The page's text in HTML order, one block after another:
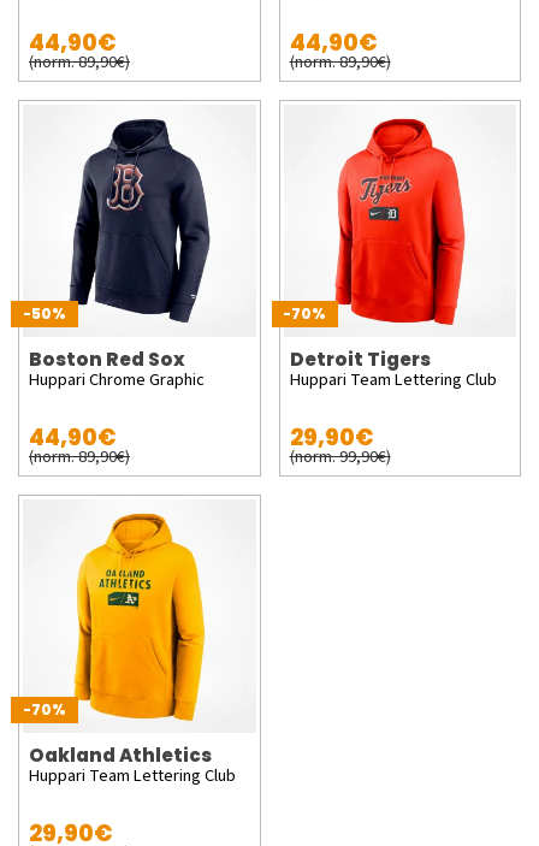
44,90€
(norm. 89,90€)
44,90€
(norm. 89,90€)
-50%
Boston Red Sox
Huppari Chrome Graphic
44,90€
(norm. 89,90€)
-70%
Detroit Tigers
Huppari Team Lettering Club
29,90€
(norm. 99,90€)
-70%
Oakland Athletics
Huppari Team Lettering Club
29,90€